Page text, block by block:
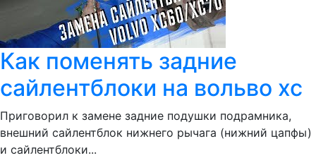
Как поменять задние
сайлентблоки на вольво хс
Приговорил к замене задние подушки подрамника,
внешний сайлентблок нижнего рычага (нижний цапфы)
и сайлентблоки...